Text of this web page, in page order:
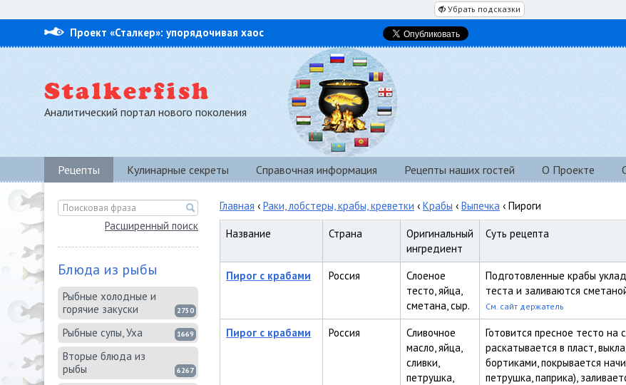
Убрать подсказки
Проект «Сталкер»: упорядочивая хаос
Аналитический портал нового поколения
Рецепты Кулинарные секреты Справочная информация Рецепты наших гостей О Проекте
Расширенный поиск
Блюда из рыбы
Рыбные холодные и
горячие закуски
2750
Рыбные супы, Уха 1669
Вторые блюда из
рыбы
6267
Главная ‹ Раки, лобстеры, крабы, креветки ‹ Крабы ‹ Выпечка ‹ Пироги
Название Страна
Оригинальный
ингредиент
Суть рецепта
Пирог с крабами Россия
Слоеное
тесто, яйца,
сметана, сыр.
Подготовленные крабы
теста и заливаются
См. сайт держатель
Пирог с крабами Россия
Сливочное
масло, яйца,
сливки,
петрушка,
Готовится пресное тесто на
раскатывается в пласт,
бортиками, покрывается
петрушка, паприка),